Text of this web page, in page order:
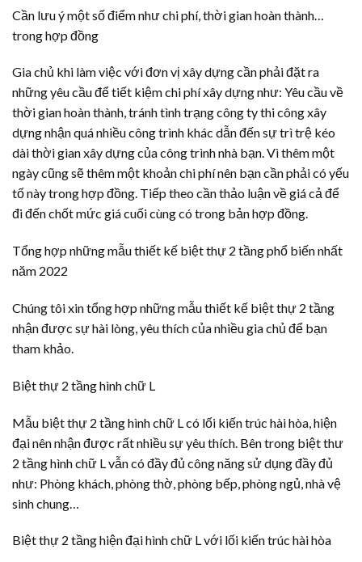
Cần lưu ý một số điểm như chi phí, thời gian hoàn thành…
trong hợp đồng
Gia chủ khi làm việc với đơn vị xây dựng cần phải đặt ra
những yêu cầu để tiết kiệm chi phí xây dựng như: Yêu cầu về
thời gian hoàn thành, tránh tình trạng công ty thi công xây
dựng nhận quá nhiều công trình khác dẫn đến sự trì trệ kéo
dài thời gian xây dựng của công trình nhà bạn. Vì thêm một
ngày cũng sẽ thêm một khoản chi phí nên bạn cần phải có yếu
tố này trong hợp đồng. Tiếp theo cần thảo luận về giá cả để
đi đến chốt mức giá cuối cùng có trong bản hợp đồng.
Tổng hợp những mẫu thiết kế biệt thự 2 tầng phổ biến nhất
năm 2022
Chúng tôi xin tổng hợp những mẫu thiết kế biệt thự 2 tầng
nhận được sự hài lòng, yêu thích của nhiều gia chủ để bạn
tham khảo.
Biệt thự 2 tầng hình chữ L
Mẫu biệt thự 2 tầng hình chữ L có lối kiến trúc hài hòa, hiện
đại nên nhận được rất nhiều sự yêu thích. Bên trong biệt thư
2 tầng hình chữ L vẫn có đầy đủ công năng sử dụng đầy đủ
như: Phòng khách, phòng thờ, phòng bếp, phòng ngủ, nhà vệ
sinh chung…
Biệt thự 2 tầng hiện đại hình chữ L với lối kiến trúc hài hòa